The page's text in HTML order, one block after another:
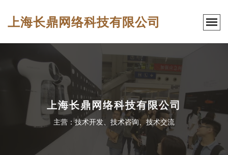
上海长鼎网络科技有限公司
上海长鼎网络科技有限公司
主营：技术开发、技术咨询、技术交流